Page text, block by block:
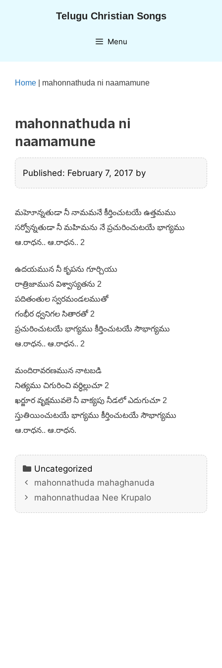
Telugu Christian Songs
Menu
Home mahonnathuda ni naamamune
mahonnathuda ni
naamamune
Published: February 7, 2017 by
మహెూన్నతుడా నీ నామమనే కీర్తించుటయే ఉత్తమము
సర్వోన్నతుడా నీ మహిమను నే ప్రచురించుటయే భాగ్యము
ఆ.రాధన.. ఆ.రాధన.. 2
ఉదయమున నీ కృపను గూర్చియు
రాత్రిజామున విశ్వాస్యతను 2
పదితంతుల స్వరమండలముతో
గంభీర ధ్వనిగల సితారతో 2
ప్రచురించుటయే భాగ్యము కీర్తించుటయే సౌభాగ్యము
ఆ.రాధన.. ఆ.రాధన.. 2
మందిరావరణమున నాటబడి
నిత్యము చిగురించి వర్ధిల్లుచూ 2
ఖర్జూర వృక్షమువలె నీ వాక్యపు నీడలో ఎదుగుచూ 2
స్తుతియించుటయే భాగ్యము కీర్తించుటయే సౌభాగ్యము
ఆ.రాధన.. ఆ.రాధన.
Categories
Uncategorized
mahonnathuda mahaghanuda
mahonnathudaa Nee Krupalo